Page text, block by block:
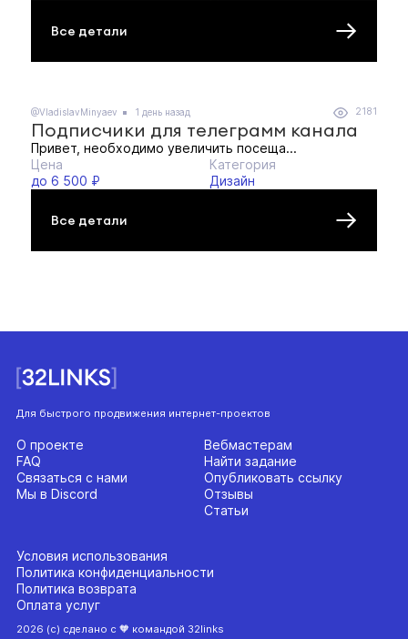
Все детали
@VladislavMinyaev 1 день назад 2181
Подписчики для телеграмм канала
Привет, необходимо увеличить посеща...
Цена
до 6 500 ₽
Категория
Дизайн
Все детали
Для быстрого продвижения интернет-проектов
Вебмастерам
Найти задание
Опубликовать ссылку
Отзывы
Статьи
О проекте
FAQ
Связаться с нами
Мы в Discord
Условия использования
Политика конфиденциальности
Политика возврата
Оплата услуг
2026 (с) сделано с 🧡 командой 32links